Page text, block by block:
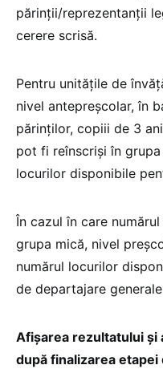
părinții/reprezentanții
cerere scrisă.
Pentru unitățile de
nivel antepreșcolar, în
părinților, copiii de 3
pot fi reînscriși în
locurilor disponibile
În cazul în care
grupa mică, nivel
numărul locurilor
de departajare
Afișarea rezultatului și
după finalizarea